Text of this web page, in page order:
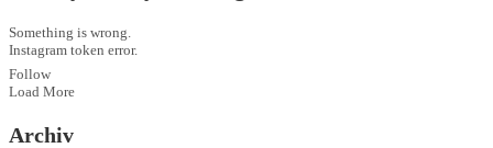
Something is wrong.
Instagram token error.
Follow
Load More
Archiv